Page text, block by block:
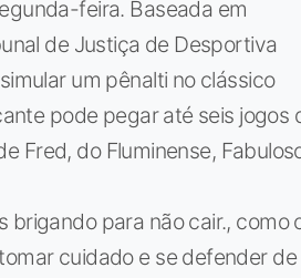
feira. Baseada em
de Justiça de Desportiva
um pênalti no clássico
pode pegar até seis jogos
Fred, do Fluminense,
brigando para não cair., como
cuidado e se defender de